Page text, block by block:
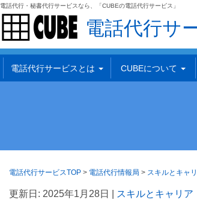
電話代行・秘書代行サービスなら、「CUBEの電話代行サービス」
電話代行サ
電話代行サービスとは CUBEについて
電話代行サービスTOP > 電話代行情報局 > スキルとキャ
更新日: 2025年1月28日 | スキルとキャリア